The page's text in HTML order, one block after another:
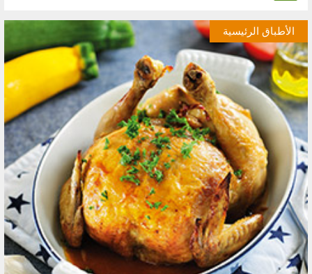
الأطباق الرئيسية